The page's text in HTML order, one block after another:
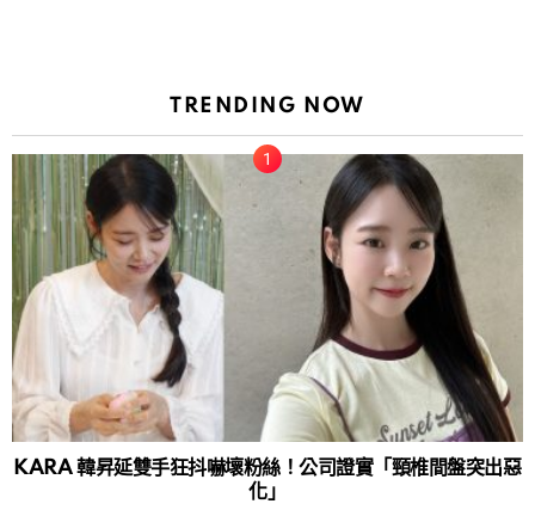
TRENDING NOW
KARA 韓昇延雙手狂抖嚇壞粉絲！公司證實「頸椎間盤突出惡
化」